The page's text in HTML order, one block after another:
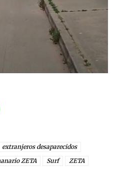
extranjeros desaparecidos
ZETA Surf ZETA